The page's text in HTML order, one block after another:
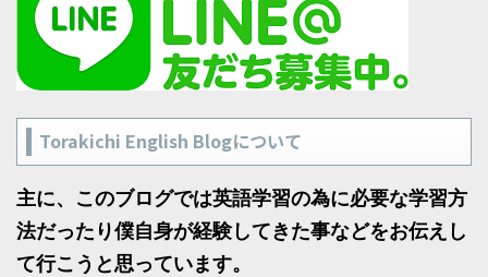
Torakichi English Blogについて
主に、このブログでは英語学習の為に必要な学習方
法だったり僕自身が経験してきた事などをお伝えし
て行こうと思っています。